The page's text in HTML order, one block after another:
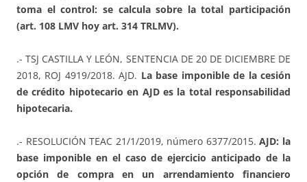
toma el control: se calcula sobre la total participación
(art. 108 LMV hoy art. 314 TRLMV).
.- TSJ CASTILLA Y LEÓN, SENTENCIA DE 20 DE DICIEMBRE DE
2018, ROJ 4919/2018. AJD. La base imponible de la cesión
de crédito hipotecario en AJD es la total responsabilidad
hipotecaria.
.- RESOLUCIÓN TEAC 21/1/2019, número 6377/2015.AJD: la
base imponible en el caso de ejercicio anticipado de la
opción de compra en un arrendamiento financiero